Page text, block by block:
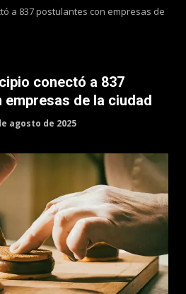
a 837 postulantes con empresas de
conectó a 837
de la ciudad
agosto de 2025